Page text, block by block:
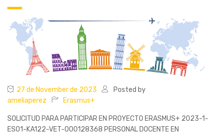
27 de November de 2023
Posted by
ameliaperez
Erasmus+
SOLICITUD PARA PARTICIPAR EN PROYECTO ERASMUS+ 2023-1-
ES01-KA122-VET-000128368 PERSONAL DOCENTE EN